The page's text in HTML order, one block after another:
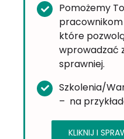
Pomożemy
które
wprowadzać
sprawniej.
Szkolenia/
– na
KLIKNIJ I